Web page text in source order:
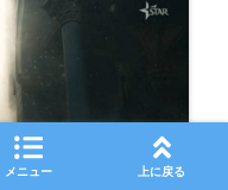
メニュー 上に戻る